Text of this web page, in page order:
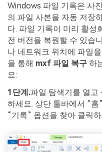
Windows 파일 기록은 사
의 파일 사본을 자동 저장
다. 파일 기록이 미리 활성
전 버전을 복원할 수 있습
나 네트워크 위치에 파일
을 통해 mxf 파일 복구 하
요:
1단계.파일 탐색기를 열고
하세요. 상단 툴바에서 “
“기록” 옵션을 찾아 클릭